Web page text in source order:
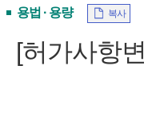
용법 · 용량 복사
[허가사항